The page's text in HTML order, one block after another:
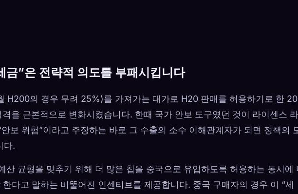
금”은 전략적 의도를 부패시킵니다
H200의 경우 무려 25%)를 가져가는 대가로 H20 판매를 허용하기로 한
을 근본적으로 변화시켰습니다. 한때 국가 안보 도구였던 것이 라이센스
보 위험”이라고 주장하는 바로 그 수출의 소수 이해관계자가 되면 정책의
다.
산 균형을 맞추기 위해 더 많은 칩을 중국으로 유입하도록 허용하는 동시에
다고 말하는 비뚤어진 인센티브를 제공합니다. 중국 구매자의 경우 이 “세